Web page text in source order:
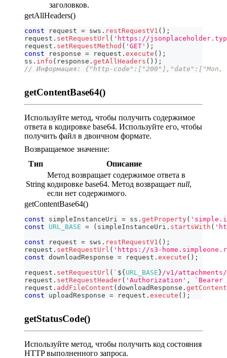
заголовков.
getAllHeaders()
const request = sws . restRequestV1 ( ) ;
request . setRequestUrl ( 'https://
request . setRequestMethod ( 'GET' ) ;
const response = request . execute ( ) ;
ss . info ( response . getAllHeaders ( ) ) ;
// Информация: {"http-
getContentBase64()
Используйте метод, чтобы получить содержимое
ответа в кодировке base64. Используйте его, чтобы
получить файл в двоичном формате.
Возвращаемое значение:
Тип
Описание
String
Метод возвращает содержимое ответа в
кодировке base64. Метод возвращает null,
если нет содержимого.
getContentBase64()
const simpleInstanceUri = ss . getProperty(
const
URL_BASE = ( simpleInstanceUri . startsWith (
const request = sws . restRequestV1 ( ) ;
request . setRequestUrl ( 'https://s3-
const downloadResponse = request . execute ( ) ;
request . setRequestUrl ( ` ${ URL_BASE }/v1/
request . setRequestHeader( 'Authorization' , ` Bearer
request . addFileContent ( downloadResponse .
const uploadResponse = request . execute ( ) ;
getStatusCode()
Используйте метод, чтобы получить код состояния
HTTP выполненного запроса.